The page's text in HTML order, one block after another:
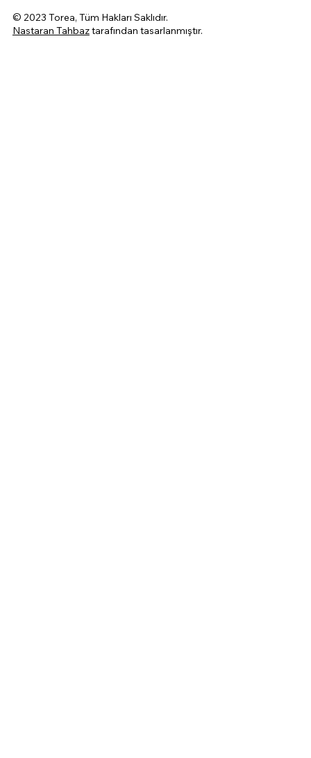
© 2023 Torea, Tüm Hakları Saklıdır.
Nastaran Tahbaztarafından tasarlanmıştır.